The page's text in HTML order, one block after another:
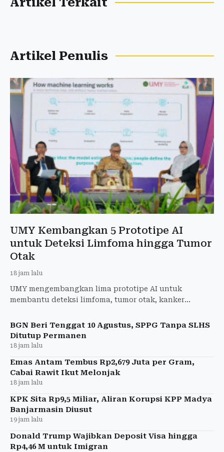
Artikel Penulis
UMY Kembangkan 5 Prototipe AI
untuk Deteksi Limfoma hingga Tumor
Otak
18 jam lalu
UMY mengembangkan lima prototipe AI untuk
membantu deteksi limfoma, tumor otak, kanker
BGN Beri Tenggat 10 Agustus, SPPG Tanpa SLHS
Ditutup Permanen
18 jam lalu
Emas Antam Tembus Rp2,679 Juta per Gram,
Cabai Rawit Ikut Melonjak
18 jam lalu
KPK Sita Rp9,5 Miliar, Aliran Korupsi KPP Madya
Banjarmasin Diusut
19 jam lalu
Donald Trump Wajibkan Deposit Visa hingga
Rp4,46 M untuk Imigran